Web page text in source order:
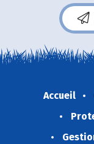
Accueil